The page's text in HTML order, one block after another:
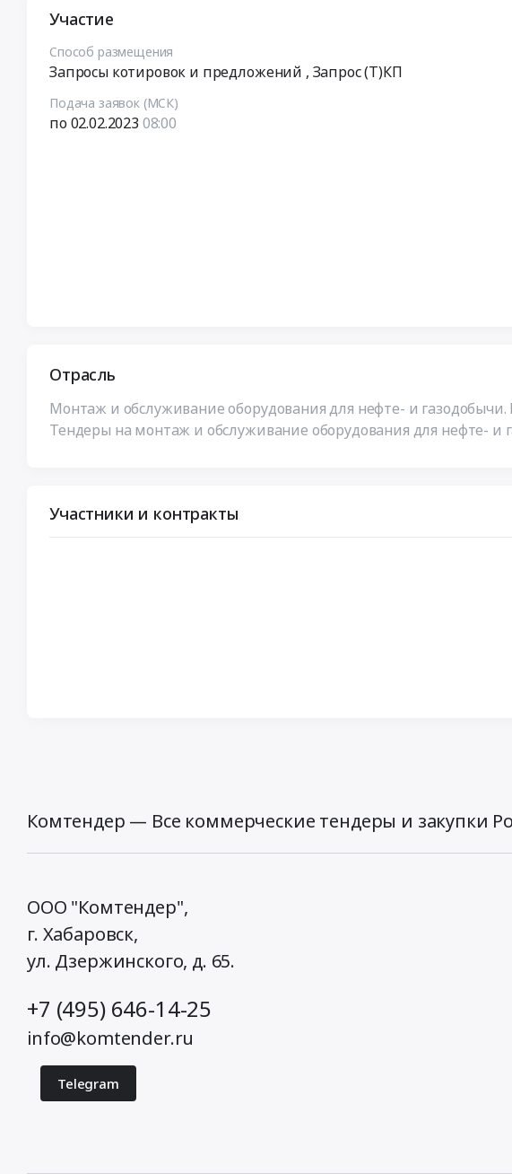
Участие
Способ размещения
Запросы котировок и предложений , Запрос (Т)КП
Подача заявок (МСК)
по 02.02.2023 08:00
Отрасль
Монтаж и обслуживание оборудования для нефте- и
Тендеры на монтаж и обслуживание оборудования для нефте- и
Участники и контракты
Комтендер — Все коммерческие тендеры и закупки
ООО "Комтендер",
г. Хабаровск,
ул. Дзержинского, д. 65.
+7 (495) 646-14-25
info@komtender.ru
Telegram